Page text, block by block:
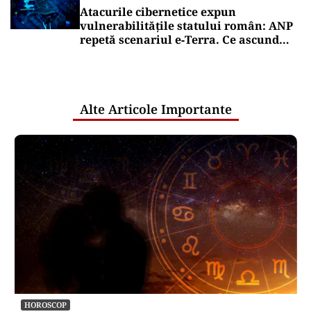
Atacurile cibernetice expun
vulnerabilitățile statului român: ANP
repetă scenariul e‑Terra. Ce ascund
Alte Articole Importante
HOROSCOP